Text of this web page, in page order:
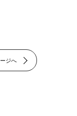
ジへ